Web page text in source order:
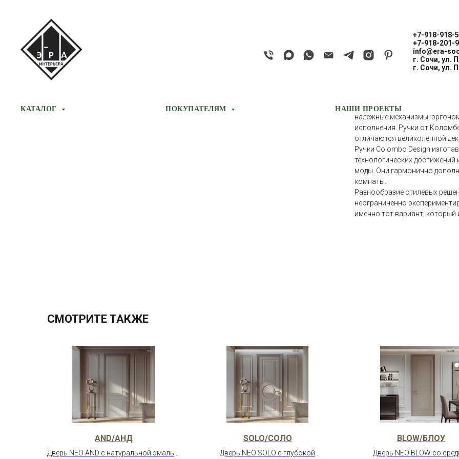
+7-918-918-
+7-918-201-
info@era-
г. Сочи, ул.
г. Сочи, ул.
КАТАЛОГ ПОКУПАТЕЛЯМ НАШИ ПРОЕКТЫ
COLOMBO
Дверные ручки Colombo
надежные механизмы,
исполнения. Ручки от
отличаются великолепной
Ручки Colombo Design
технологических
моды. Они гармонично
комнаты.
Разнообразие стилевых
неограниченно
именно тот вариант, который
СМОТРИТЕ ТАКЖЕ
AND/АНД
Дверь NEO AND с натуральной эмалью
SOLO/СОЛО
Дверь NEO SOLO с глубокой
BLOW/БЛОУ
Дверь NEO BLOW со